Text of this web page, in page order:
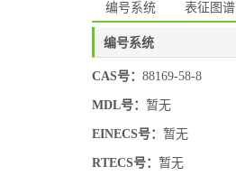
编号系统 表征图谱
编号系统
CAS号： 88169-58-8
MDL号： 暂无
EINECS号： 暂无
RTECS号： 暂无